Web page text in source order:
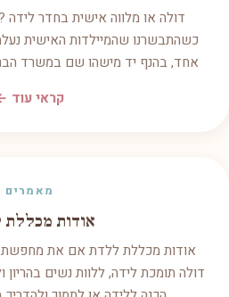
כשהתבשרנו שהמיילדות האישית
אחד, בהנף יד מישהו שם במשרד
קראי עוד
מאמרים
אודות
אודות מכללת ללדת אם את מחפשת
דולה תומכת לידה, ללוות נשים בהריון